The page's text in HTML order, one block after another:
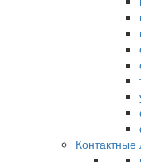
Контактные